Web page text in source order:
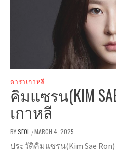
ดาราเกาหลี
คิมแซรน(KIM
เกาหลี
BYSEOL /MARCH 4, 2025
ประวัติคิมแซรน(Kim Sae